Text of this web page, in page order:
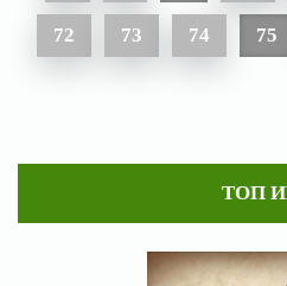
72 73 74 75
ТОП